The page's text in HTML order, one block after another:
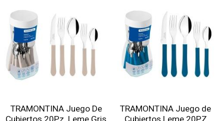
TRAMONTINA Juego De
Cubiertos 20Pz. Leme Gris
TRAMONTINA Juego de
Cubiertos Leme 20PZ